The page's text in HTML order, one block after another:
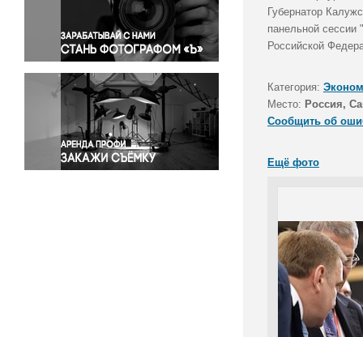
Правосудие
Происшествия и конфликты
Религия
Светская жизнь
Спорт
Экология
Экономика и бизнес
Губернатор
панельной сессии
Российской
Категория:
Место: Россия,
Сообщить об
Ещё фото